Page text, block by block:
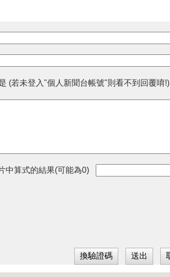
(若未登入"個人新聞台帳號"則看不到回覆唷!)
中算式的結果(可能為0)